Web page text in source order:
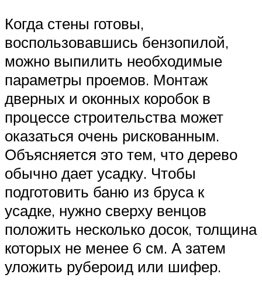
Когда стены готовы,
воспользовавшись бензопилой,
можно выпилить необходимые
параметры проемов. Монтаж
дверных и оконных коробок в
процессе строительства может
оказаться очень рискованным.
Объясняется это тем, что дерево
обычно дает усадку. Чтобы
подготовить баню из бруса к
усадке, нужно сверху венцов
положить несколько досок, толщина
которых не менее 6 см. А затем
уложить рубероид или шифер.